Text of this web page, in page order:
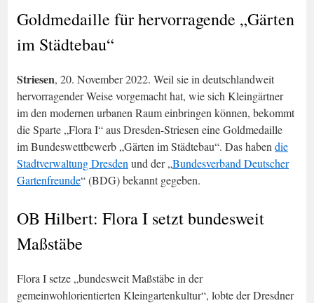
Goldmedaille für hervorragende „Gärten
im Städtebau“
Striesen, 20. November 2022. Weil sie in deutschlandweit
hervorragender Weise vorgemacht hat, wie sich Kleingärtner
im den modernen urbanen Raum einbringen können, bekommt
die Sparte „Flora I“ aus Dresden-Striesen eine Goldmedaille
im Bundeswettbewerb „Gärten im Städtebau“. Das haben die
Stadtverwaltung Dresden und der „Bundesverband Deutscher
Gartenfreunde“ (BDG) bekannt gegeben.
OB Hilbert: Flora I setzt bundesweit
Maßstäbe
Flora I setze „bundesweit Maßstäbe in der
gemeinwohlorientierten Kleingartenkultur“, lobte der Dresdner